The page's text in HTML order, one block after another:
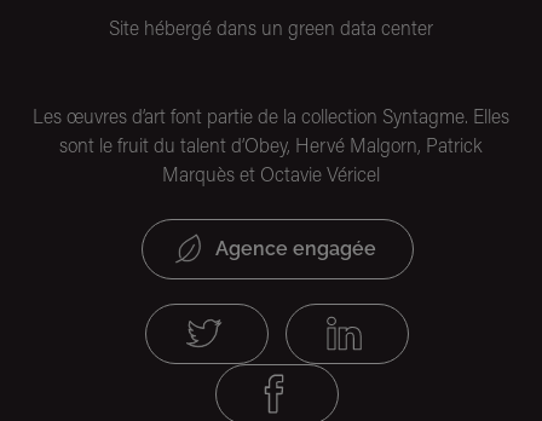
Site hébergé dans un green data center
Les œuvres d’art font partie de la collection Syntagme. Elles
sont le fruit du talent d’Obey, Hervé Malgorn, Patrick
Marquès et Octavie Véricel
Agence engagée